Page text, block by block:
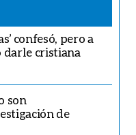
confesó, pero a
darle cristiana
son
de